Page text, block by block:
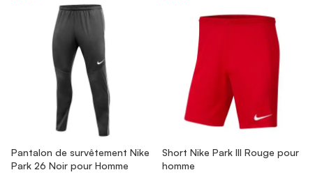
Pantalon de survêtement Nike
Park 26 Noir pour Homme
Short Nike Park III Rouge pour
homme